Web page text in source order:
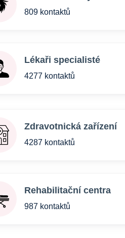
809 kontaktů
Lékaři specialisté
4277 kontaktů
Zdravotnická zařízení
4287 kontaktů
Rehabilitační centra
987 kontaktů